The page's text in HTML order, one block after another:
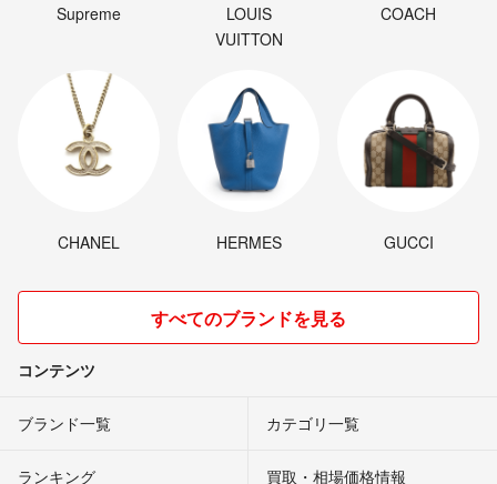
Supreme
LOUIS
VUITTON
COACH
CHANEL HERMES GUCCI
すべてのブランドを見る
コンテンツ
ブランド一覧 カテゴリ一覧
ランキング 買取・相場価格情報